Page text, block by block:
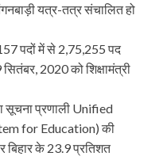
यत्र-तत्र संचालित हो
पदों में से 2,75,255 पद
2020 को शिक्षामंत्री
सूचना प्रणाली Unified
for Education) की
बिहार के 23.9 प्रतिशत